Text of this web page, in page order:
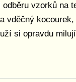
odběru vzorků na
vděčný
si opravdu